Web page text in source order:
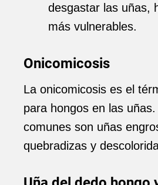
desgastar las uñas,
más vulnerables.
Onicomicosis
La onicomicosis es el
para hongos en las
comunes son uñas
quebradizas y